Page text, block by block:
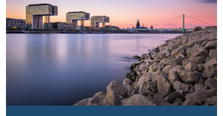
Messenger
WhatsApp
Telegram
### beschreibung_headline_default
does not exist in object type Ausflug
###